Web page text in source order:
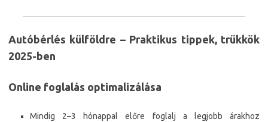
Autóbérlés külföldre – Praktikus tippek, trükkök
2025-ben
Online foglalás optimalizálása
Mindig 2–3 hónappal előre foglalj a legjobb árakhoz